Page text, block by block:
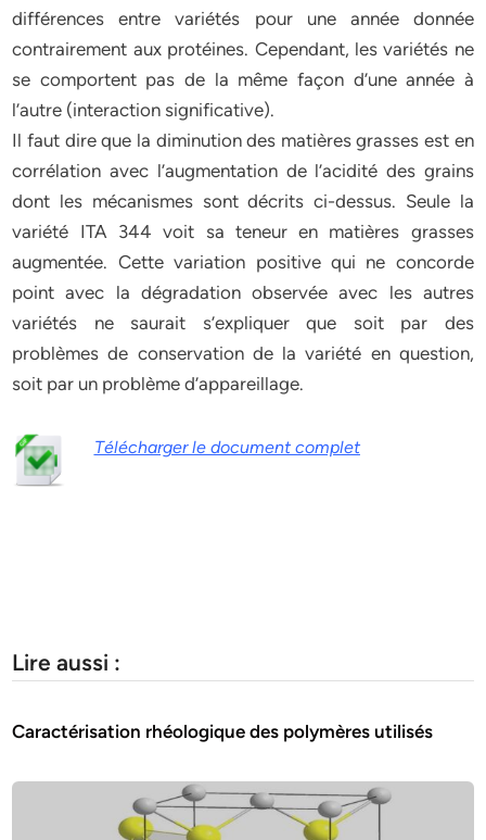
différences entre variétés pour une année donnée
contrairement aux protéines. Cependant, les variétés ne
se comportent pas de la même façon d’une année à
l’autre (interaction significative).
Il faut dire que la diminution des matières grasses est en
corrélation avec l’augmentation de l’acidité des grains
dont les mécanismes sont décrits ci-dessus. Seule la
variété ITA 344 voit sa teneur en matières grasses
augmentée. Cette variation positive qui ne concorde
point avec la dégradation observée avec les autres
variétés ne saurait s’expliquer que soit par des
problèmes de conservation de la variété en question,
soit par un problème d’appareillage.
Télécharger le document complet
Lire aussi :
Caractérisation rhéologique des polymères utilisés